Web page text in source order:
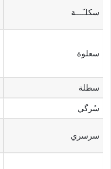
سكلـّـــة
سعلوة
سطلة
سُرگي
سرسري